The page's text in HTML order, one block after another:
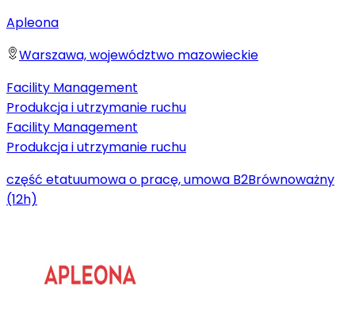
Apleona
Warszawa, województwo mazowieckie
Facility Management
Produkcja i utrzymanie ruchu
Facility Management
Produkcja i utrzymanie ruchu
część etatuumowa o pracę, umowa B2Brównoważny
(12h)